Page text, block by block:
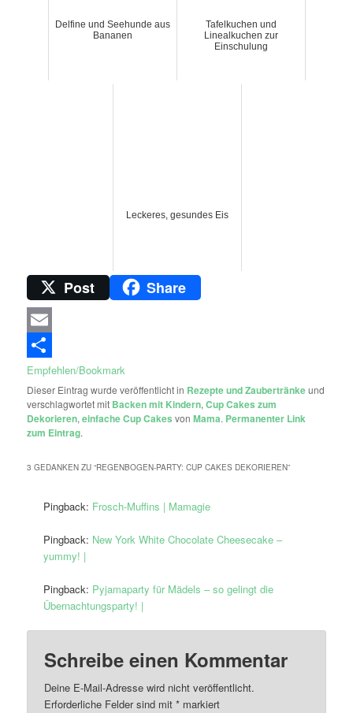
Delfine und Seehunde aus
Bananen
Tafelkuchen und
Linealkuchen zur
Einschulung
Leckeres, gesundes Eis
Post Share
Email
Empfehlen/Bookmark
Dieser Eintrag wurde veröffentlicht in Rezepte und Zaubertränkeund
verschlagwortet mit Backen mit Kindern,Cup Cakes zum
Dekorieren,einfache Cup Cakes vonMama. Permanenter Link
zum Eintrag.
3 GEDANKEN ZU “REGENBOGEN-PARTY: CUP CAKES DEKORIEREN”
Pingback: Frosch-Muffins | Mamagie
Pingback: New York White Chocolate Cheesecake –
yummy! |
Pingback: Pyjamaparty für Mädels – so gelingt die
Übernachtungsparty! |
Schreibe einen Kommentar
Deine E-Mail-Adresse wird nicht veröffentlicht.
Erforderliche Felder sind mit* markiert